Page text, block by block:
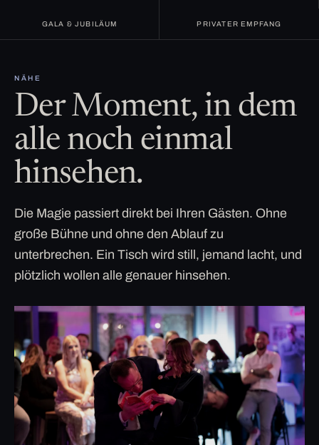
GALA & JUBILÄUM PRIVATER EMPFANG
NÄHE
Der Moment, in dem
alle noch einmal
hinsehen.
Die Magie passiert direkt bei Ihren Gästen. Ohne
große Bühne und ohne den Ablauf zu
unterbrechen. Ein Tisch wird still, jemand lacht, und
plötzlich wollen alle genauer hinsehen.